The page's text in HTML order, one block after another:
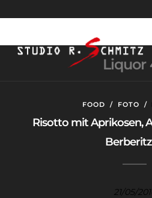
Liquor
FOOD / FOTO /
Risotto mit Aprikosen,
21/05/